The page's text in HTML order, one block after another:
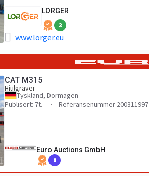
LORGER
3
www.lorger.eu
CAT M315
Hjulgraver
Tyskland, Dormagen
Publisert: 7t.
Referansenummer 200311997
Euro Auctions GmbH
8